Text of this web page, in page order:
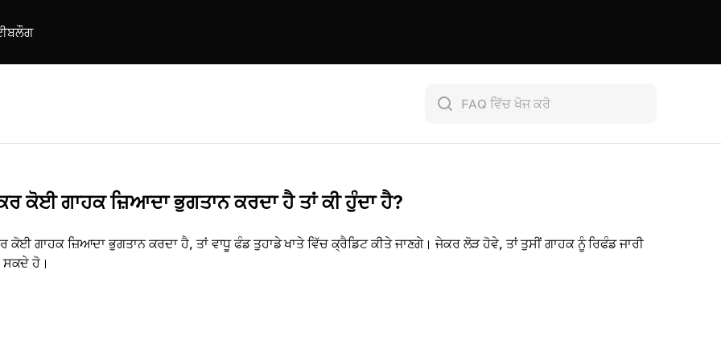
ਬਲੌਗ
ਕੋਈ ਗਾਹਕ ਜ਼ਿਆਦਾ ਭੁਗਤਾਨ ਕਰਦਾ ਹੈ ਤਾਂ ਕੀ ਹੁੰਦਾ ਹੈ?
ਕੋਈ ਗਾਹਕ ਜ਼ਿਆਦਾ ਭੁਗਤਾਨ ਕਰਦਾ ਹੈ, ਤਾਂ ਵਾਧੂ ਫੰਡ ਤੁਹਾਡੇ ਖਾਤੇ ਵਿੱਚ ਕ੍ਰੈਡਿਟ ਕੀਤੇ ਜਾਣਗੇ। ਜੇਕਰ ਲੋੜ ਹੋਵੇ, ਤਾਂ ਤੁਸੀਂ ਗਾਹਕ ਨੂੰ ਰਿਫੰਡ ਜਾਰੀ
ਹੋ।